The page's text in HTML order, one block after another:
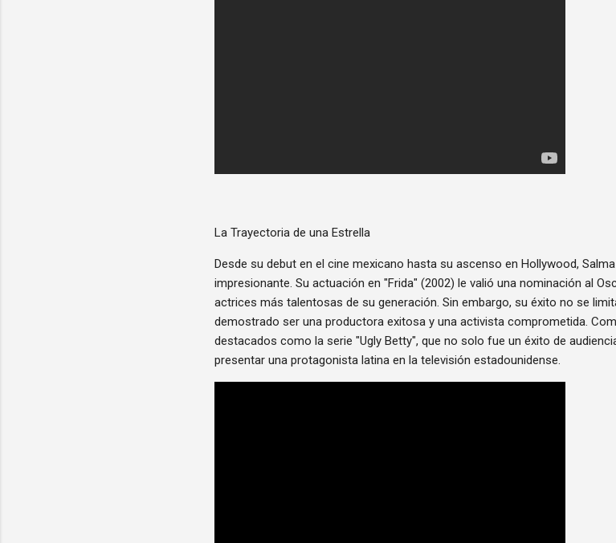
La Trayectoria de una Estrella
Desde su debut en el cine mexicano hasta su ascenso en Hollywood,
impresionante. Su actuación en "Frida" (2002) le valió una nominación al
actrices más talentosas de su generación. Sin embargo, su éxito no se
demostrado ser una productora exitosa y una activista comprometida.
destacados como la serie "Ugly Betty", que no solo fue un éxito de
presentar una protagonista latina en la televisión estadounidense.